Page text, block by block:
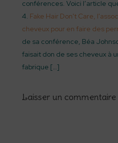
conférences. Voici l’article
Fake Hair Don't Care,
cheveux pour en faire des
de sa conférence, Béa
faisait don de ses cheveux à
fabrique […]
Laisser un commentaire